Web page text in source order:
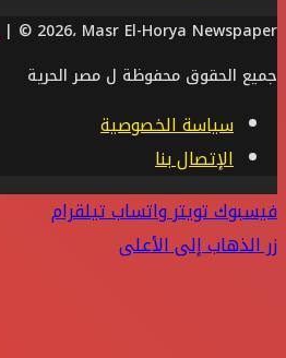
| © 2026، Masr El-Horya Newspaper
جميع الحقوق محفوظة ل مصر الحرية
سياسة الخصوصية
الإتصال بنا
فيسبوكتويترواتسابتيلقرام
زر الذهاب إلى الأعلى